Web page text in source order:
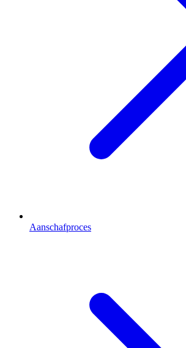
Aanschafproces